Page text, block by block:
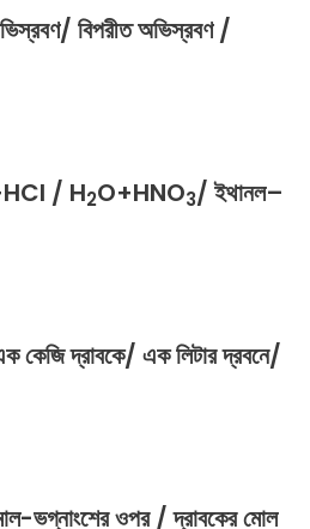
বিপরীত অভিস্রবণ /
/ H2O+HNO3/ইথানল–
কেজিদ্রাবকে/ একলিটারদ্রবনে/
ভগ্নাংশের ওপর / দ্রাবকের মোল